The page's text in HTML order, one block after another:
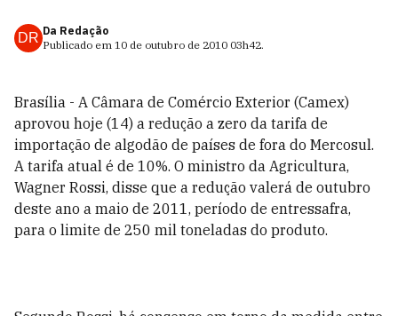
DR Da Redação
Publicado em 10 de outubro de 2010 03h42.
Brasília - A Câmara de Comércio Exterior (Camex)
aprovou hoje (14) a redução a zero da tarifa de
importação de algodão de países de fora do Mercosul.
A tarifa atual é de 10%. O ministro da Agricultura,
Wagner Rossi, disse que a redução valerá de outubro
deste ano a maio de 2011, período de entressafra,
para o limite de 250 mil toneladas do produto.